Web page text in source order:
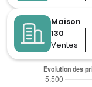
Maison
130
Ventes